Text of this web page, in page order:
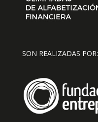
SON REALIZADAS POR: